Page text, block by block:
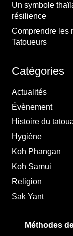
Un symbole
résilience
Comprendre les
Tatoueurs
Catégories
Actualités
Évènement
Histoire du
Hygiène
Koh Phangan
Koh Samui
Religion
Sak Yant
Méthodes